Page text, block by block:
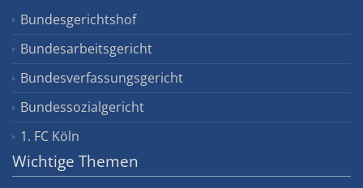
Bundesgerichtshof
Bundesarbeitsgericht
Bundesverfassungsgericht
Bundessozialgericht
1. FC Köln
Wichtige Themen